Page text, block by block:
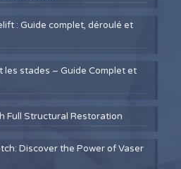
: Guide complet, déroulé et
stades – Guide Complet et
Full Structural Restoration
Discover the Power of Vaser